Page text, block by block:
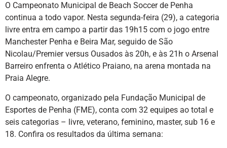
O Campeonato Municipal de Beach Soccer de Penha
continua a todo vapor. Nesta segunda-feira (29), a categoria
livre entra em campo a partir das 19h15 com o jogo entre
Manchester Penha e Beira Mar, seguido de São
Nicolau/Premier versus Ousados às 20h, e às 21h o Arsenal
Barreiro enfrenta o Atlético Praiano, na arena montada na
Praia Alegre.
O campeonato, organizado pela Fundação Municipal de
Esportes de Penha (FME), conta com 32 equipes ao total e
seis categorias – livre, veterano, feminino, master, sub 16 e
18. Confira os resultados da última semana: